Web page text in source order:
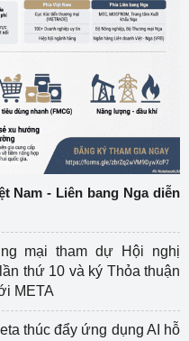
Nam - Liên bang Nga diễn
mại tham dự Hội nghị
thứ 10 và ký Thỏa thuận
META
thúc đẩy ứng dụng AI hỗ